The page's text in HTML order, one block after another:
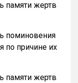
памяти жертв
поминовения
по причине их
памяти жертв